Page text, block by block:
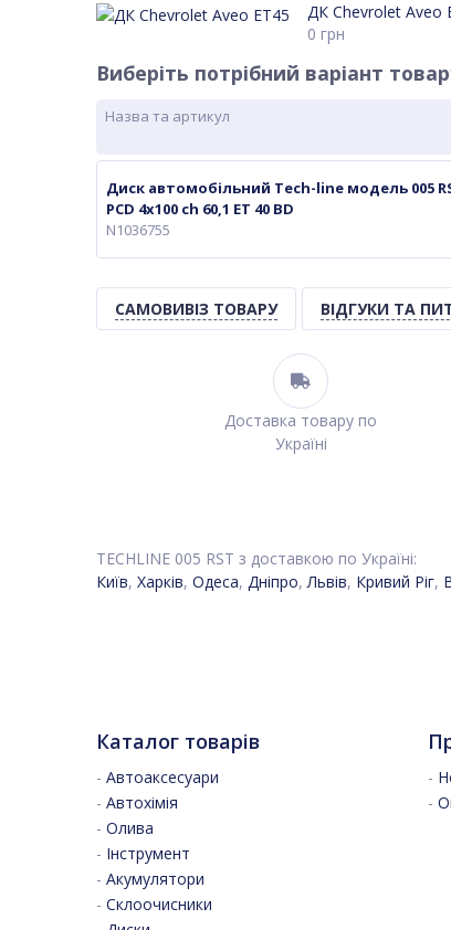
ДК Chevrolet Aveo
0 грн
Виберіть потрібний варіант
Назва та артикул
Диск автомобільний Tech-line модель 005
PCD 4x100 ch 60,1 ET 40 BD
N1036755
САМОВИВІЗ ТОВАРУ ВІДГУКИ ТА
Доставка товару по
Україні
TECHLINE 005 RST з доставкою по Україні:
Київ, Харків, Одеса, Дніпро,Львів, Кривий Ріг,
Каталог товарів
- Автоаксесуари
- Автохімія
- Олива
- Інструмент
- Акумулятори
- Склоочисники
-
-